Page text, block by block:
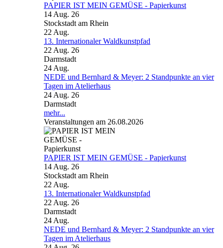
PAPIER IST MEIN GEMÜSE - Papierkunst
14 Aug. 26
Stockstadt am Rhein
22 Aug.
13. Internationaler Waldkunstpfad
22 Aug. 26
Darmstadt
24 Aug.
NEDE und Bernhard & Meyer: 2 Standpunkte an vier
Tagen im Atelierhaus
24 Aug. 26
Darmstadt
mehr...
Veranstaltungen am 26.08.2026
PAPIER IST MEIN GEMÜSE - Papierkunst
14 Aug. 26
Stockstadt am Rhein
22 Aug.
13. Internationaler Waldkunstpfad
22 Aug. 26
Darmstadt
24 Aug.
NEDE und Bernhard & Meyer: 2 Standpunkte an vier
Tagen im Atelierhaus